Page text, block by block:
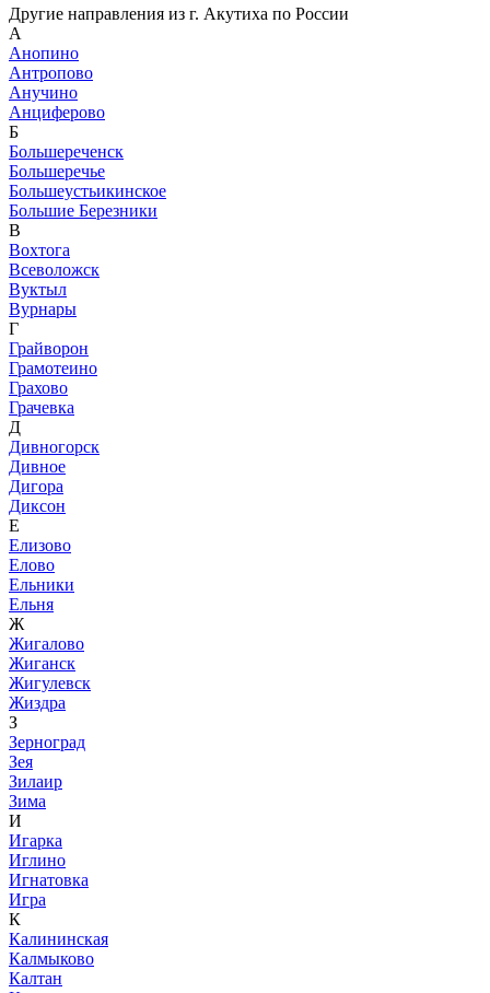
Другие направления из г. Акутиха по России
А
Анопино
Антропово
Анучино
Анциферово
Б
Большереченск
Большеречье
Большеустьикинское
Большие Березники
В
Вохтога
Всеволожск
Вуктыл
Вурнары
Г
Грайворон
Грамотеино
Грахово
Грачевка
Д
Дивногорск
Дивное
Дигора
Диксон
Е
Елизово
Елово
Ельники
Ельня
Ж
Жигалово
Жиганск
Жигулевск
Жиздра
З
Зерноград
Зея
Зилаир
Зима
И
Игарка
Иглино
Игнатовка
Игра
К
Калининская
Калмыково
Калтан